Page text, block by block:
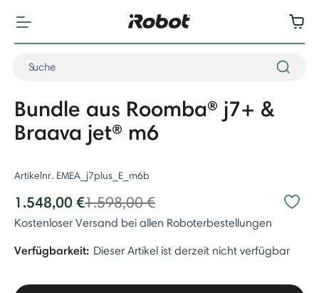
Bundle aus Roomba® j7+ &
Braava jet® m6
Artikelnr. EMEA_j7plus_E_m6b
1.548,00 €Price reduced from
1.598,00 €to
Kostenloser Versand bei allen Roboterbestellungen
Verfügbarkeit: Dieser Artikel ist derzeit nicht verfügbar